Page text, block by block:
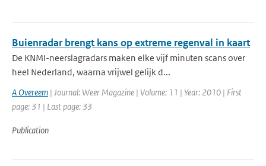
Buienradar brengt kans op extreme regenval in kaart
De KNMI-neerslagradars maken elke vijf minuten scans over
heel Nederland, waarna vrijwel gelijk d...
A Overeem | Journal: Weer Magazine | Volume: 11 | Year: 2010 | First
page: 31 | Last page: 33
Publication